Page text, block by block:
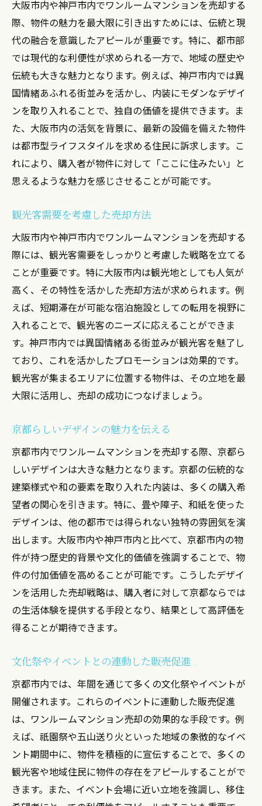
大阪市内や神戸市内でワンルームマンションを売却する
際、物件の魅力を最大限に引き出すためには、伝統と現
代の融合を意識したアピールが重要です。特に、都市部
では現代的な利便性が求められる一方で、地域の歴史や
伝統も大きな魅力となります。例えば、神戸市内では異
国情緒あふれる街並みを活かし、内装にモダンなデザイ
ンを取り入れることで、独自の価値を提供できます。ま
た、大阪市内の活気を背景に、最新の設備を備えた物件
は都市型ライフスタイルを求める住民に訴求します。こ
れにより、購入者が物件に対して「ここに住みたい」と
思えるような魅力を感じさせることが可能です。
観光客需要を考慮した売却方法
大阪市内や神戸市内でワンルームマンションを売却する
際には、観光客需要をしっかりと考慮した戦略を立てる
ことが重要です。特に大阪市内は観光地としても人気が
高く、その特性を活かした売却方法が求められます。例
えば、短期滞在が可能な宿泊施設としての転用を視野に
入れることで、観光客のニーズに応えることができま
す。神戸市内では異国情緒ある街並みが観光客を魅了し
ており、これを活かしたプロモーションは効果的です。
観光客が集まるエリアに位置する物件は、その立地を最
大限に活用し、売却の成功につなげましょう。
京都らしいデザインの魅力を伝える
京都市内でワンルームマンションを売却する際、京都ら
しいデザインは大きな魅力となります。京都の伝統的な
建築様式や和の要素を取り入れた内装は、多くの購入希
望者の関心を引きます。特に、畳や障子、和紙を使った
デザインは、他の都市では得られない独特の雰囲気を演
出します。大阪市内や神戸市内と比べて、京都市内の物
件が持つ歴史的背景や文化的価値を強調することで、物
件の付加価値を高めることが可能です。こうしたデザイ
ンを活用した売却戦略は、購入者に対して京都ならでは
の生活体験を提供する手段となり、結果として高評価を
得ることが期待できます。
文化祭やイベントとの連動した販売促進
京都市内では、年間を通じて多くの文化祭やイベントが
開催されます。これらのイベントに連動した販売促進
は、ワンルームマンション売却の効果的な手段です。例
えば、祇園祭や五山送り火といった地域の象徴的なイベ
ント期間中に、物件を積極的に宣伝することで、多くの
観光客や地域住民に物件の存在をアピールすることがで
きます。また、イベント会場に近い立地を強調し、移住